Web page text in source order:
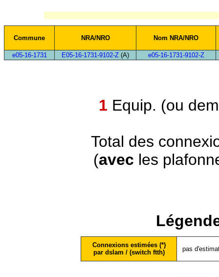
Commune NRA/NRO Nom NRA/NRO
e05-16-1731 E05-16-1731-9102-Z (A) e05-16-1731-9102-Z
1 Equip. (ou
Total des
(avec les
Connexions estimées (*)
par dslam / (switch ftth)
pas